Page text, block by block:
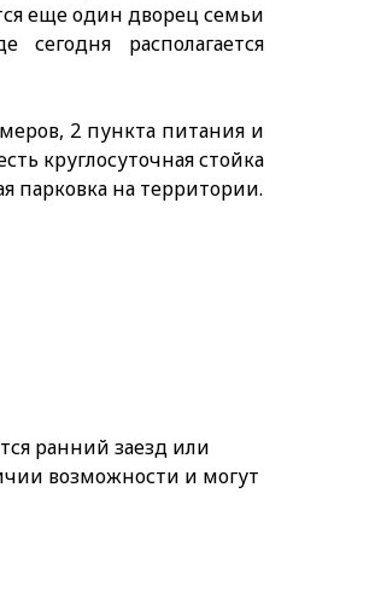
еще один дворец семьи
располагается
2 пункта питания и
круглосуточная стойка
парковка на территории.
ранний заезд или
возможности и могут